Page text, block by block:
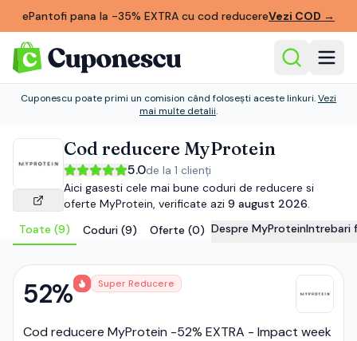
ePantofi pana la -35% EXTRA cu cod reducereVezi COD →
Cuponescu poate primi un comision când folosești aceste linkuri.Vezi
mai multe detalii.
Cod reducere MyProtein
5.0de la 1 clienți
Aici gasesti cele mai bune coduri de reducere si
oferte MyProtein, verificate azi 9 august 2026.
Toate (9) Coduri (9) Oferte (0) Despre MyProteinIntrebari
52% Super Reducere
Cod reducere MyProtein -52% EXTRA - Impact week